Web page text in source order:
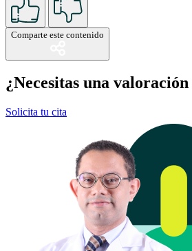
Comparte este contenido
¿Necesitas una
Solicita tu cita